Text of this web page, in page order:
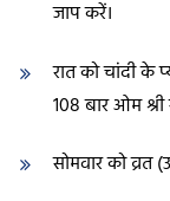
जाप करें।
रात को चांदी
108 बार ओम
सोमवार को व्रत